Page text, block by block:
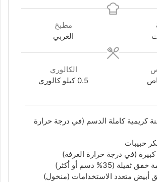
مطبخ
الغربي
الكالوري
0.5 كيلو كالوري
كريمية كاملة الدسم (في درجة حرارة
حبيبات
(في درجة حرارة الغرفة)
ثقيلة (35% دسم أو أكثر)
أبيض متعدد الاستخدامات (منخول)